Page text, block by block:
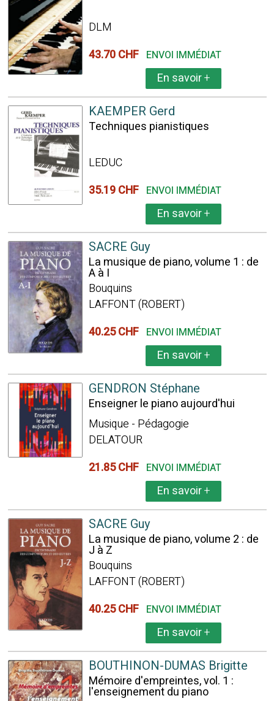
DLM
43.70 CHF ENVOI IMMÉDIAT
En savoir+
KAEMPER Gerd
Techniques pianistiques
LEDUC
35.19 CHF ENVOI IMMÉDIAT
En savoir+
SACRE Guy
La musique de piano, volume 1 : de
A à I
Bouquins
LAFFONT (ROBERT)
40.25 CHF ENVOI IMMÉDIAT
En savoir+
GENDRON Stéphane
Enseigner le piano aujourd'hui
Musique - Pédagogie
DELATOUR
21.85 CHF ENVOI IMMÉDIAT
En savoir+
SACRE Guy
La musique de piano, volume 2 : de
J à Z
Bouquins
LAFFONT (ROBERT)
40.25 CHF ENVOI IMMÉDIAT
En savoir+
BOUTHINON-DUMAS Brigitte
Mémoire d'empreintes, vol. 1 :
l'enseignement du piano